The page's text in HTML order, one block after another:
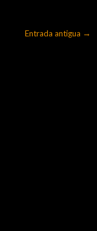
Entrada antigua →